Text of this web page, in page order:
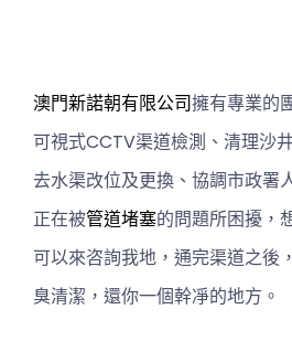
澳門新諾朝有限公司擁有專業的
可視式CCTV渠道檢測、清理沙
去水渠改位及更換、協調市政署
正在被管道堵塞的問題所困擾，
可以來咨詢我地，通完渠道之後
臭清潔，還你一個幹凈的地方。